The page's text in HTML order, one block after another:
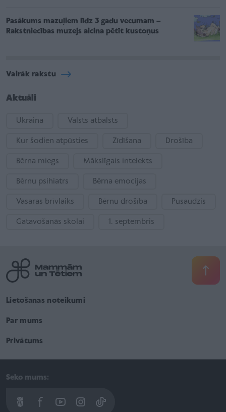
Pasākums mazuļiem līdz 3 gadu vecumam –
Rakstniecības muzejs aicina pētīt kustoņus
Vairāk rakstu
Aktuāli
Ukraina Valsts atbalsts
Kur šodien atpūsties Zīdīšana Drošība
Bērna miegs Mākslīgais intelekts
Bērnu psihiatrs Bērna emocijas
Vasaras brīvlaiks Bērnu drošība Pusaudzis
Gatavošanās skolai 1. septembris
Lietošanas noteikumi
Par mums
Privātums
Seko mums: